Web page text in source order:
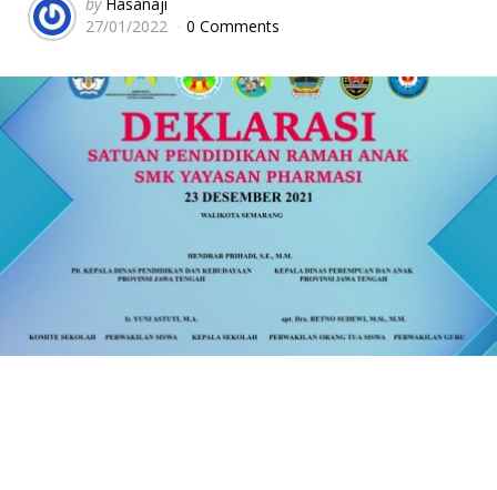
by
27/01/2022
0 Comments